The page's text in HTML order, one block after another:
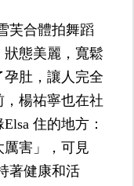
芙合體拍舞蹈
態美麗，寬鬆
肚，讓人完全
楊祐寧也在社
住的地方：
厲害」，可見
著健康和活